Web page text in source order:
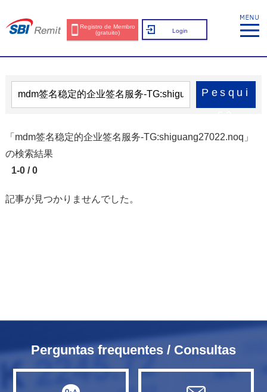
Registro de Membro
(gratuito)
Login
Pesqui
「mdm签名稳定的企业签名服务-TG:shiguang27022.noq」
の検索結果
1-0 / 0
記事が見つかりませんでした。
Perguntas frequentes / Consultas